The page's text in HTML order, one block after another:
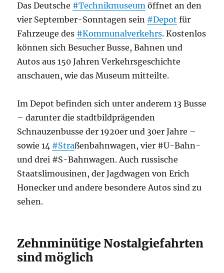
Das Deutsche #Technikmuseum öffnet an den
vier September-Sonntagen sein #Depot für
Fahrzeuge des #Kommunalverkehrs. Kostenlos
können sich Besucher Busse, Bahnen und
Autos aus 150 Jahren Verkehrsgeschichte
anschauen, wie das Museum mitteilte.
Im Depot befinden sich unter anderem 13 Busse
– darunter die stadtbildprägenden
Schnauzenbusse der 1920er und 30er Jahre –
sowie 14 #Straßenbahnwagen, vier #U-Bahn-
und drei #S-Bahnwagen. Auch russische
Staatslimousinen, der Jagdwagen von Erich
Honecker und andere besondere Autos sind zu
sehen.
Zehnminütige Nostalgiefahrten
sind möglich